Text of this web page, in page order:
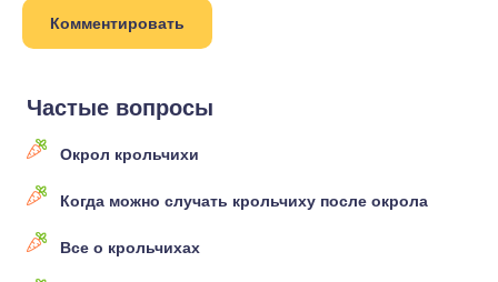
Частые вопросы
Окрол крольчихи
Когда можно случать крольчиху после окрола
Все о крольчихах